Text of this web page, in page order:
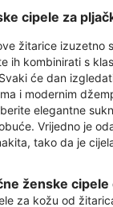
cipele za
žitarice izuzetno
ih kombinirati s
će dan
i modernim
elegantne
Vrijedno je
tako da je
ženske cipele
za kožu od